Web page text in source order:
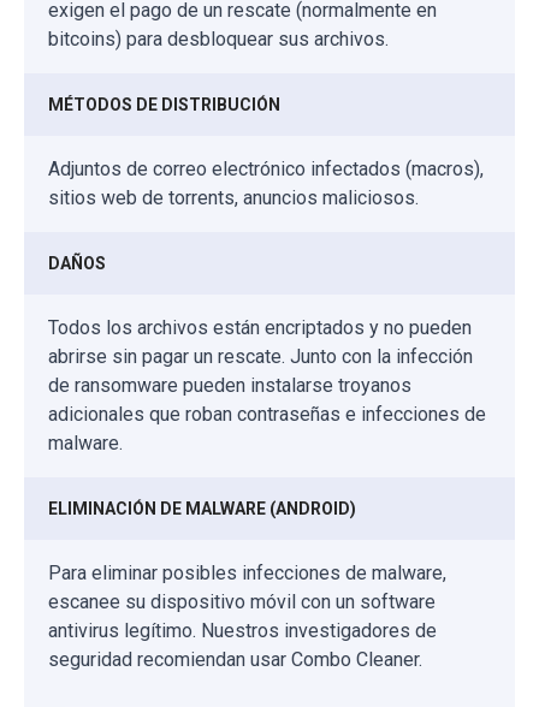
exigen el pago de un rescate (normalmente en
bitcoins) para desbloquear sus archivos.
MÉTODOS DE DISTRIBUCIÓN
Adjuntos de correo electrónico infectados (macros),
sitios web de torrents, anuncios maliciosos.
DAÑOS
Todos los archivos están encriptados y no pueden
abrirse sin pagar un rescate. Junto con la infección
de ransomware pueden instalarse troyanos
adicionales que roban contraseñas e infecciones de
malware.
ELIMINACIÓN DE MALWARE (ANDROID)
Para eliminar posibles infecciones de malware,
escanee su dispositivo móvil con un software
antivirus legítimo. Nuestros investigadores de
seguridad recomiendan usar Combo Cleaner.